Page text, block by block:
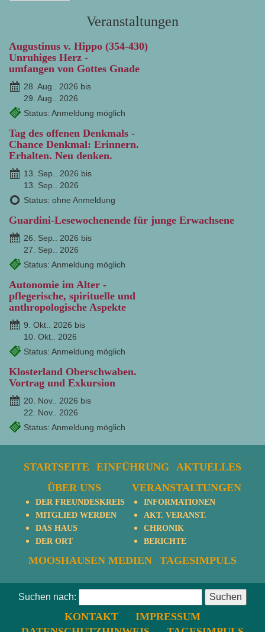
Veranstaltungen
Augustinus v. Hippo (354-430)
Unruhiges Herz -
umfangen von Gottes Gnade
28. Aug.. 2026 bis
29. Aug.. 2026
Status: Anmeldung möglich
Tag des offenen Denkmals -
Chance Denkmal: Erinnern.
Erhalten. Neu denken.
13. Sep.. 2026 bis
13. Sep.. 2026
Status: ohne Anmeldung
Guardini-Lesewochenende für junge Erwachsene
26. Sep.. 2026 bis
27. Sep.. 2026
Status: Anmeldung möglich
Autonomie im Alter -
pflegerische, spirituelle und
anthropologische Aspekte
9. Okt.. 2026 bis
10. Okt.. 2026
Status: Anmeldung möglich
Klosterland Oberschwaben.
Vortrag und Exkursion
20. Nov.. 2026 bis
22. Nov.. 2026
Status: Anmeldung möglich
STARTSEITE EINFÜHRUNG
AKTUELLES
ÜBER UNS
DER FREUNDESKREIS
MITGLIED WERDEN
DAS HAUS
DER ORT
VERANSTALTUNGEN
INFORMATIONEN
AKT. VERANST.
CHRONIK
BERICHTE
MOOSHAUSEN MEDIEN TAGESIMPULS
Suchen nach:
KONTAKT
IMPRESSUM